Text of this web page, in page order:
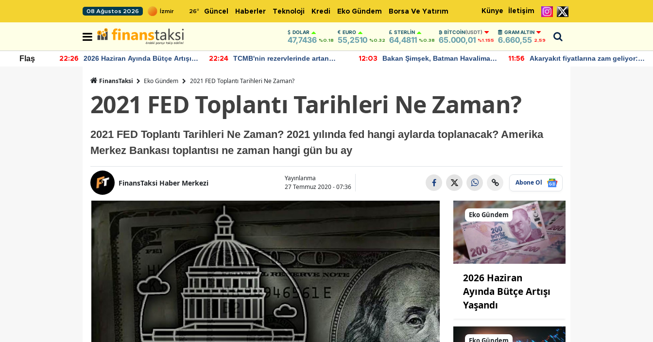
08 Ağustos 2026 26° Güncel Haberler Teknoloji Kredi Eko Gündem Borsa Ve Yatırım Künye İletişim
DOLAR
47,7436 %0.18
EURO
55,2510 %0.32
STERLIN
64,4811 %0.38
BITCOIN(USDT)
65.000,01 %1.155
GRAM ALTIN
6.660,55 2,59
Flaş 22:26
2026 Haziran Ayında Bütçe Artışı
22:24
TCMB'nin rezervlerinde artan
12:03
Bakan Şimşek, Batman Havalimanı
11:56
Akaryakıt fiyatlarına zam geliyor:
FinansTaksi Eko Gündem 2021 FED Toplantı Tarihleri Ne Zaman?
2021 FED Toplantı Tarihleri Ne Zaman?
2021 FED Toplantı Tarihleri Ne Zaman? 2021 yılında fed hangi aylarda toplanacak? Amerika
Merkez Bankası toplantısı ne zaman hangi gün bu ay
FinansTaksi Haber Merkezi
Yayınlanma
27 Temmuz 2020 - 07:36
Abone Ol
Eko Gündem
2026 Haziran
Ayında Bütçe Artışı
Yaşandı